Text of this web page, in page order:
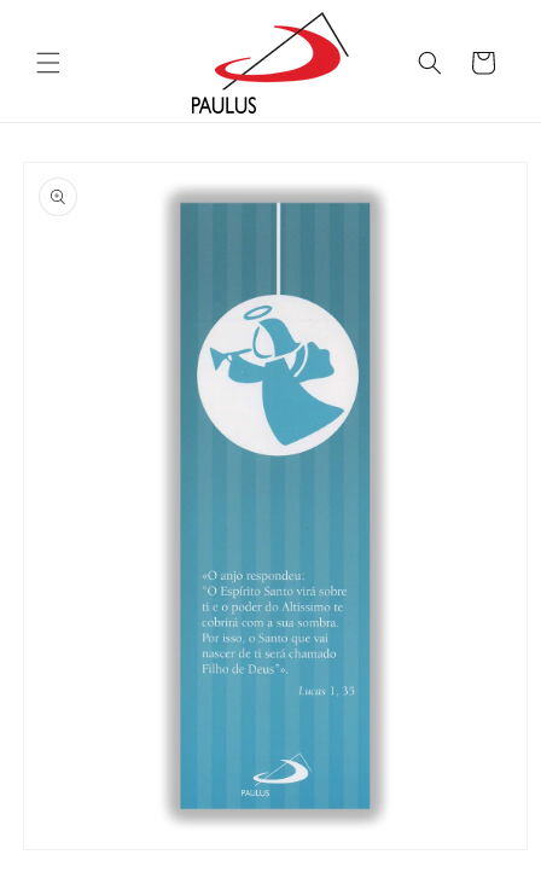
conteúdo
Carrinho
informação
do produto